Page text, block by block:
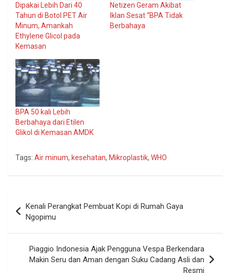
Dipakai Lebih Dari 40
Tahun di Botol PET Air
Minum, Amankah
Ethylene Glicol pada
Kemasan
Netizen Geram Akibat
Iklan Sesat “BPA Tidak
Berbahaya
BPA 50 kali Lebih
Berbahaya dari Etilen
Glikol di Kemasan AMDK
Tags: Air minum, kesehatan, Mikroplastik, WHO
pos
Kenali Perangkat Pembuat Kopi di Rumah Gaya
Ngopimu
Piaggio Indonesia Ajak Pengguna Vespa Berkendara
Makin Seru dan Aman dengan Suku Cadang Asli dan
Resmi